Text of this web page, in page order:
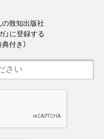
致知出版社
」に登録する
付き）